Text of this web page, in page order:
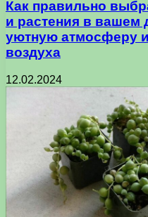
Как правильно
и растения в вашем
уютную атмосферу
воздуха
12.02.2024